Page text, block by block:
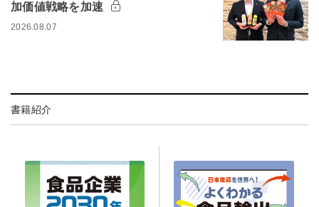
加価値戦略を加速
2026.08.07
書籍紹介